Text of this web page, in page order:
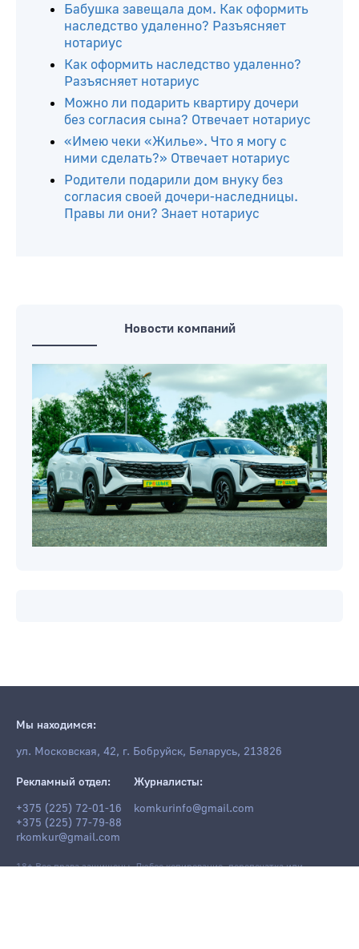
Бабушка завещала дом. Как оформить
наследство удаленно? Разъясняет
нотариус
Как оформить наследство удаленно?
Разъясняет нотариус
Можно ли подарить квартиру дочери
без согласия сына? Отвечает нотариус
«Имею чеки «Жилье». Что я могу с
ними сделать?» Отвечает нотариус
Родители подарили дом внуку без
согласия своей дочери-наследницы.
Правы ли они? Знает нотариус
Новости компаний
Мы находимся:
ул. Московская, 42, г. Бобруйск, Беларусь, 213826
Рекламный отдел:
+375 (225) 72-01-16
+375 (225) 77-79-88
rkomkur@gmail.com
Журналисты:
komkurinfo@gmail.com
18+ Все права защищены. Любое копирование, перепечатка или